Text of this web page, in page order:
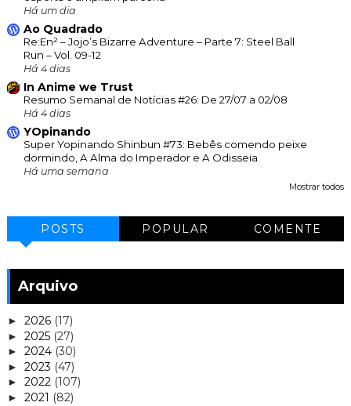
Há um dia
Ao Quadrado
Re:En² – Jojo’s Bizarre Adventure – Parte 7: Steel Ball
Run – Vol. 09-12
Há 4 dias
In Anime we Trust
Resumo Semanal de Notícias #26: De 27/07 a 02/08
Há 4 dias
YOpinando
Super Yopinando Shinbun #73: Bebês comendo peixe
dormindo, A Alma do Imperador e A Odisseia
Há uma semana
Mostrar todos
POSTS POPULAR COMENTE
Arquivo
► 2026 (17)
► 2025 (27)
► 2024 (30)
► 2023 (47)
► 2022 (107)
► 2021 (82)